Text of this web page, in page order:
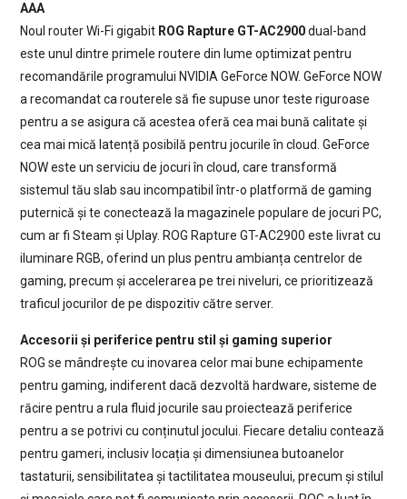
AAA
Noul router Wi-Fi gigabit ROG Rapture GT-AC2900dual-band
este unul dintre primele routere din lume optimizat pentru
recomandările programului NVIDIA GeForce NOW. GeForce NOW
a recomandat ca routerele să fie supuse unor teste riguroase
pentru a se asigura că acestea oferă cea mai bună calitate și
cea mai mică latență posibilă pentru jocurile în cloud. GeForce
NOW este un serviciu de jocuri în cloud, care transformă
sistemul tău slab sau incompatibil într-o platformă de gaming
puternică și te conectează la magazinele populare de jocuri PC,
cum ar fi Steam și Uplay. ROG Rapture GT-AC2900 este livrat cu
iluminare RGB, oferind un plus pentru ambianța centrelor de
gaming, precum și accelerarea pe trei niveluri, ce prioritizează
traficul jocurilor de pe dispozitiv către server.
Accesorii și periferice pentru stil și gaming superior
ROG se mândrește cu inovarea celor mai bune echipamente
pentru gaming, indiferent dacă dezvoltă hardware, sisteme de
răcire pentru a rula fluid jocurile sau proiectează periferice
pentru a se potrivi cu conținutul jocului. Fiecare detaliu contează
pentru gameri, inclusiv locația și dimensiunea butoanelor
tastaturii, sensibilitatea și tactilitatea mouseului, precum și stilul